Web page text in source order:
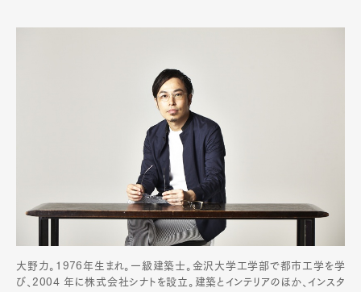
大野力。1976年生まれ。一級建築士。金沢大学工学部で都市工学を学
び、2004 年に株式会社シナトを設立。建築とインテリアのほか、インスタ